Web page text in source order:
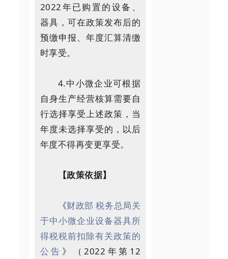
2022年已购置的设备、
器具，可在政策发布后的
预缴申报、年度汇算清缴
时享受。
4.中小微企业可根据
自身生产经营核算需要自
行选择享受上述政策，当
年度未选择享受的，以后
年度不得再变更享受。
【政策依据】
《财政部 税务总局关
于中小微企业设备器具所
得税税前扣除有关政策的
公告 》（2022年第12